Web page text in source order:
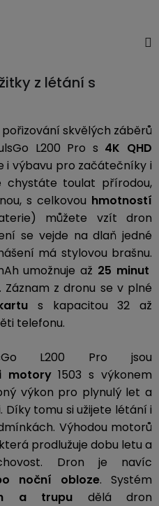
z létání s
skvělých záběrů
L200 Pro s 4K QHD
i výbavu pro začátečníky i
chystáte toulat přírodou,
s celkovou hmotností
můžete vzít dron
se vejde na dlaň jedné
má stylovou brašnu.
umožnuje až 25 minut
Záznam z dronu se v plné
s kapacitou 32 až
telefonu.
L200 Pro jsou
motory1503 s výkonem
výkon pro plynulý let a
tomu si užijete létání i
Výhodou motorů
prodlužuje dobu letu a
Dron je navíc
noční obloze. Systém
a trupu dělá dron